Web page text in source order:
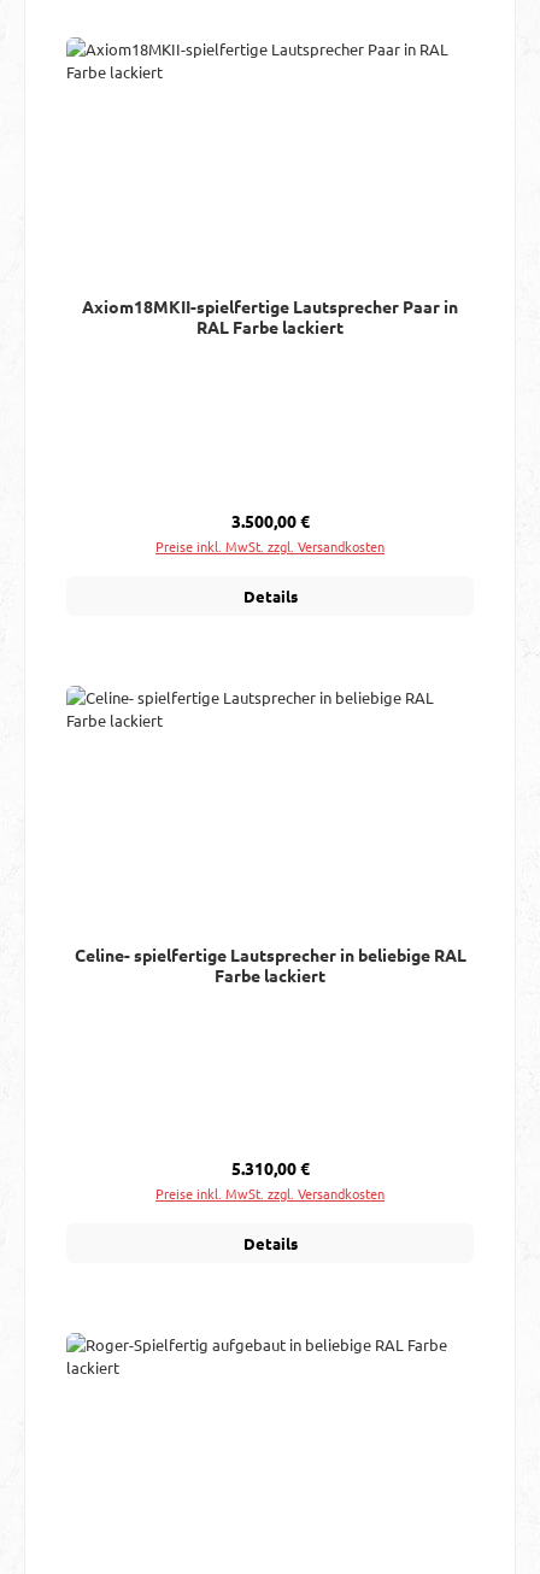
Axiom18MKII-spielfertige Lautsprecher Paar in
RAL Farbe lackiert
Regulärer Preis:
3.500,00 €
Preise inkl. MwSt. zzgl. Versandkosten
Details
Celine- spielfertige Lautsprecher in beliebige RAL
Farbe lackiert
Regulärer Preis:
5.310,00 €
Preise inkl. MwSt. zzgl. Versandkosten
Details